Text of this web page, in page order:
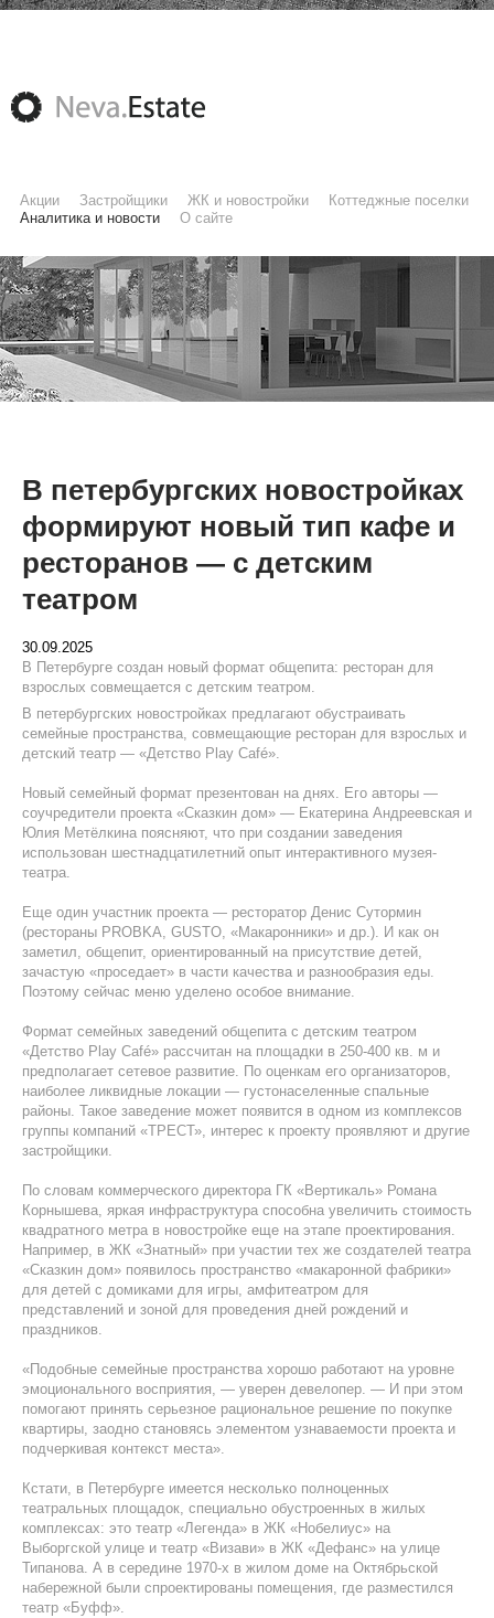
Акции Застройщики ЖК и новостройки
Коттеджные поселки
Аналитика и новости
О сайте
В петербургских новостройках
формируют новый тип кафе и
ресторанов — с детским
театром
30.09.2025
В Петербурге создан новый формат общепита: ресторан для
взрослых совмещается с детским театром.
В петербургских новостройках предлагают обустраивать
семейные пространства, совмещающие ресторан для взрослых и
детский театр — «Детство Play Café».
Новый семейный формат презентован на днях. Его авторы —
соучредители проекта «Сказкин дом» — Екатерина Андреевская и
Юлия Метёлкина поясняют, что при создании заведения
использован шестнадцатилетний опыт интерактивного музея-
театра.
Еще один участник проекта — ресторатор Денис Сутормин
(рестораны PROBKA, GUSTO, «Макаронники» и др.). И как он
заметил, общепит, ориентированный на присутствие детей,
зачастую «проседает» в части качества и разнообразия еды.
Поэтому сейчас меню уделено особое внимание.
Формат семейных заведений общепита с детским театром
«Детство Play Café» рассчитан на площадки в 250-400 кв. м и
предполагает сетевое развитие. По оценкам его организаторов,
наиболее ликвидные локации — густонаселенные спальные
районы. Такое заведение может появится в одном из комплексов
группы компаний «ТРЕСТ», интерес к проекту проявляют и другие
застройщики.
По словам коммерческого директора ГК «Вертикаль» Романа
Корнышева, яркая инфраструктура способна увеличить стоимость
квадратного метра в новостройке еще на этапе проектирования.
Например, в ЖК «Знатный» при участии тех же создателей театра
«Сказкин дом» появилось пространство «макаронной фабрики»
для детей с домиками для игры, амфитеатром для
представлений и зоной для проведения дней рождений и
праздников.
«Подобные семейные пространства хорошо работают на уровне
эмоционального восприятия, — уверен девелопер. — И при этом
помогают принять серьезное рациональное решение по покупке
квартиры, заодно становясь элементом узнаваемости проекта и
подчеркивая контекст места».
Кстати, в Петербурге имеется несколько полноценных
театральных площадок, специально обустроенных в жилых
комплексах: это театр «Легенда» в ЖК «Нобелиус» на
Выборгской улице и театр «Визави» в ЖК «Дефанс» на улице
Типанова. А в середине 1970-х в жилом доме на Октябрьской
набережной были спроектированы помещения, где разместился
театр «Буфф».